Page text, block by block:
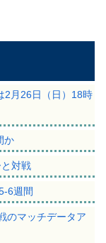
2月26日（日）18時
か
対戦
6週間
のマッチデータア